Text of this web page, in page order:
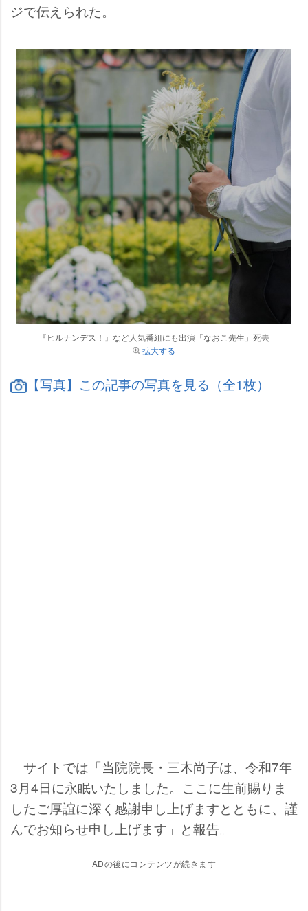
ジで伝えられた。
『ヒルナンデス！』など人気番組にも出演「なおこ先生」死去
拡大する
【写真】この記事の写真を見る（全1枚）
サイトでは「当院院長・三木尚子は、令和7年
3月4日に永眠いたしました。ここに生前賜りま
したご厚誼に深く感謝申し上げますとともに、謹
んでお知らせ申し上げます」と報告。
ADの後にコンテンツが続きます